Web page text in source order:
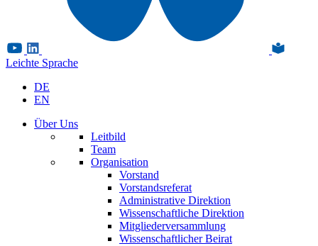
Leichte Sprache
DE
EN
Über Uns
Leitbild
Team
Organisation
Vorstand
Vorstandsreferat
Administrative Direktion
Wissenschaftliche Direktion
Mitgliederversammlung
Wissenschaftlicher Beirat